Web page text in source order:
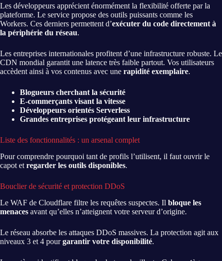
Les développeurs apprécient énormément la flexibilité offerte par la
plateforme. Le service propose des outils puissants comme les
Workers. Ces derniers permettent d’exécuter du code directement à
la périphérie du réseau.
Les entreprises internationales profitent d’une infrastructure robuste. Le
CDN mondial garantit une latence très faible partout. Vos utilisateurs
accèdent ainsi à vos contenus avec une rapidité exemplaire.
Blogueurs cherchant la sécurité
E-commerçants visant la vitesse
Développeurs orientés Serverless
Grandes entreprises protégeant leur infrastructure
Liste des fonctionnalités : un arsenal complet
Pour comprendre pourquoi tant de profils l’utilisent, il faut ouvrir le
capot et regarder les outils disponibles.
Bouclier de sécurité et protection DDoS
Le WAF de Cloudflare filtre les requêtes suspectes. Il bloque les
menaces avant qu’elles n’atteignent votre serveur d’origine.
Le réseau absorbe les attaques DDoS massives. La protection agit aux
niveaux 3 et 4 pourgarantir votre disponibilité.